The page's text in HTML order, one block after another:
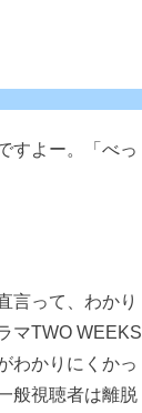
すよー。「べっ
言って、わかり
マTWO WEEKS
わかりにくかっ
般視聴者は離脱